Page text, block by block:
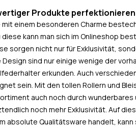
Produkte perfektionieren
einem besonderen Charme
kann man sich im Onlineshop
sorgen nicht nur für Exklusivität,
sind nur einige wenige der
erkunden. Auch
sein. Mit den tollen Rollern und
auch noch durch wunderbares
noch mehr Exklusivität. Auf
absolute Qualitätsware handelt,